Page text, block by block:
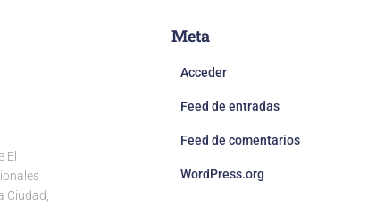
El
Ciudad,
Meta
Acceder
Feed de entradas
Feed de comentarios
WordPress.org